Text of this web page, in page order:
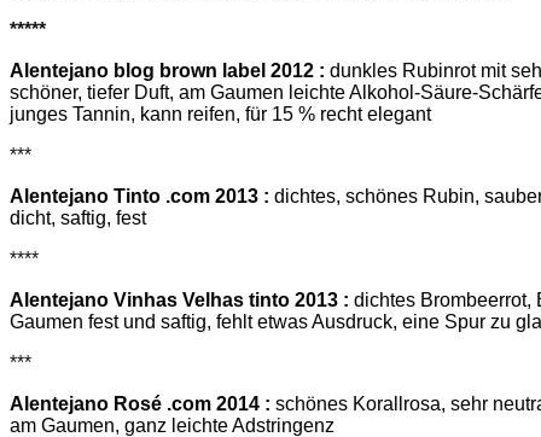
*****
Alentejano blog brown label 2012 : dunkles Rubinrot mit
schöner, tiefer Duft, am Gaumen leichte Alkohol-Säure-
junges Tannin, kann reifen, für 15 % recht elegant
***
Alentejano Tinto .com 2013 : dichtes, schönes Rubin,
dicht, saftig, fest
****
Alentejano Vinhas Velhas tinto 2013 : dichtes Brombeerrot,
Gaumen fest und saftig, fehlt etwas Ausdruck, eine Spur zu
***
Alentejano Rosé .com 2014 : schönes Korallrosa, sehr
am Gaumen, ganz leichte Adstringenz